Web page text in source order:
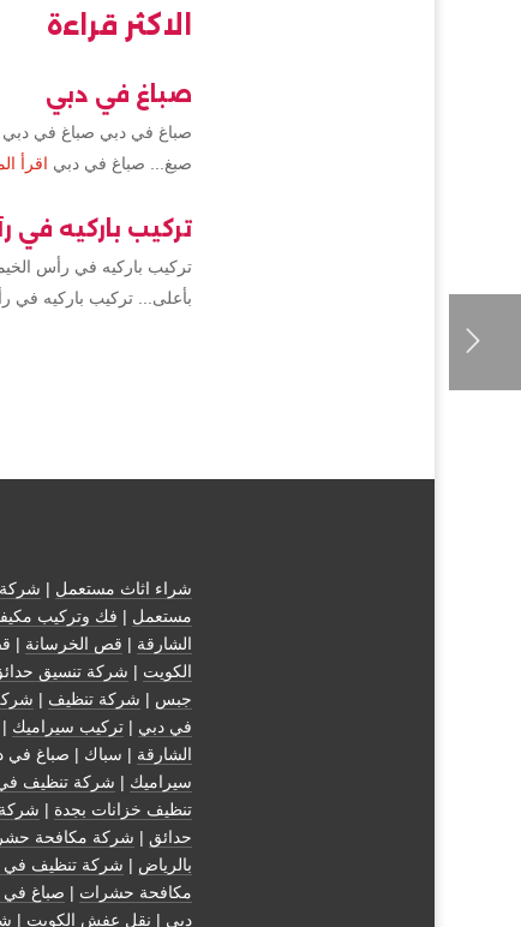
الاكثر قراءة
صباغ في دبي
صباغ في دبي صباغ في دبي
صبغ... صباغ في دبي اقرأ
تركيب باركيه في
تركيب باركيه في رأس
بأعلى... تركيب باركيه في
شراء اثاث مستعمل |
مستعمل | فك وتركيب
الشارقة | قص الخرسانة |
الكويت | شركة تنسيق
جبس | شركة تنظيف |
في دبي |تركيب سيراميك |
الشارقة | سباك | صباغ في
سيراميك | شركة تنظيف في
تنظيف خزانات بجدة |
حدائق | شركة مكافحة
بالرياض | شركة تنظيف في
مكافحة حشرات | صباغ في
دبي | نقل عفش الكويت |